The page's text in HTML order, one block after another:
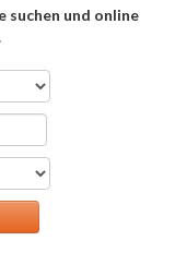
suchen und online